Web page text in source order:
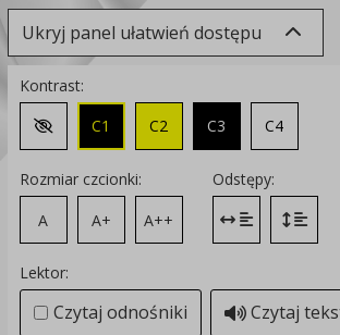
Ukryj panel ułatwień dostępu
Kontrast:
Zmień kontrast na domyślny
C1 C2 C3 C4
Rozmiar czcionki:
A
A+ A++
Odstępy:
Zmień odstęp
Lektor:
Czytaj odnośniki Czytaj